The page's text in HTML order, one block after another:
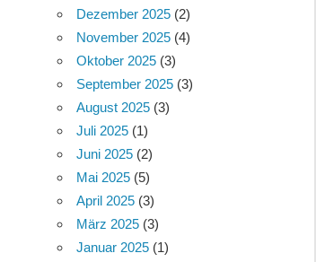
Dezember 2025 (2)
November 2025 (4)
Oktober 2025 (3)
September 2025 (3)
August 2025 (3)
Juli 2025 (1)
Juni 2025 (2)
Mai 2025 (5)
April 2025 (3)
März 2025 (3)
Januar 2025 (1)